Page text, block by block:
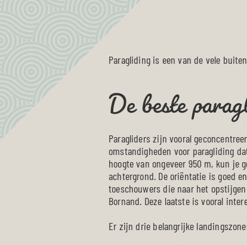
Paragliding is een van de vele
De beste
Paragliders zijn vooral
omstandigheden voor paragliding
hoogte van ongeveer 950 m, kun
achtergrond. De oriëntatie is goed
toeschouwers die naar het
Bornand. Deze laatste is vooral
Er zijn drie belangrijke